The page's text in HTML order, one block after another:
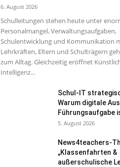
6. August 2026
Schulleitungen stehen heute unter
Personalmangel, Verwaltungsaufgaben,
Schulentwicklung und Kommunikation
Lehrkräften, Eltern und Schulträgern
zum Alltag. Gleichzeitig eröffnet
Intelligenz...
Schul-IT
Warum digitale
Führungsaufgabe
5. August 2026
News4teachers-
„Klassenfahrten &
außerschulische